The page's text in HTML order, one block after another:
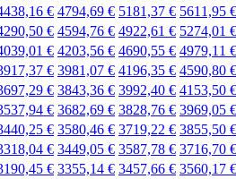
€ 4794,69 € 5181,37 € 5611,95 €
€ 4594,76 € 4922,61 € 5274,01 €
€ 4203,56 € 4690,55 € 4979,11 €
€ 3981,07 € 4196,35 € 4590,80 €
€ 3843,36 € 3992,40 € 4153,50 €
€ 3682,69 € 3828,76 € 3969,05 €
€ 3580,46 € 3719,22 € 3855,50 €
€ 3449,05 € 3587,78 € 3716,70 €
€ 3355,14 € 3457,66 € 3560,17 €